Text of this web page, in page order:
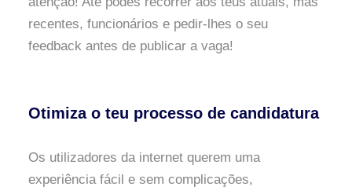
recentes, funcionários e pedir-lhes o seu
feedback antes de publicar a vaga!
Otimiza o teu processo de candidatura
Os utilizadores da internet querem uma
experiência fácil e sem complicações,